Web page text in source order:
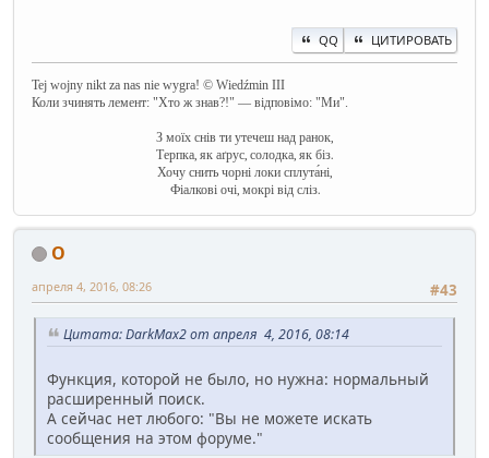
QQ ЦИТИРОВАТЬ
Tej wojny nikt za nas nie wygra! © Wiedźmin III
Коли зчинять лемент: "Хто ж знав?!" — відповімо: "Ми".
З моїх снів ти утечеш над ранок,
Терпка, як аґрус, солодка, як біз.
Хочу снить чорні локи сплута́ні,
Фіалкові очі, мокрі від сліз.
O
#43
апреля 4, 2016, 08:26
Цитата: DarkMax2 от апреля 4, 2016, 08:14
Функция, которой не было, но нужна: нормальный
расширенный поиск.
А сейчас нет любого: "Вы не можете искать
сообщения на этом форуме."